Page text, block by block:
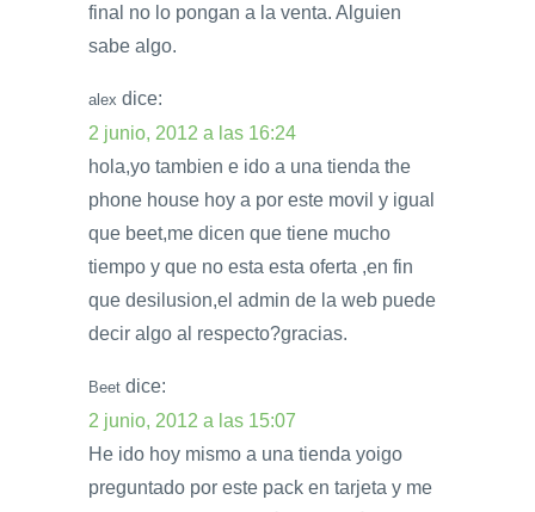
final no lo pongan a la venta. Alguien
sabe algo.
alex dice:
2 junio, 2012 a las 16:24
hola,yo tambien e ido a una tienda the
phone house hoy a por este movil y igual
que beet,me dicen que tiene mucho
tiempo y que no esta esta oferta ,en fin
que desilusion,el admin de la web puede
decir algo al respecto?gracias.
Beet dice:
2 junio, 2012 a las 15:07
He ido hoy mismo a una tienda yoigo
preguntado por este pack en tarjeta y me